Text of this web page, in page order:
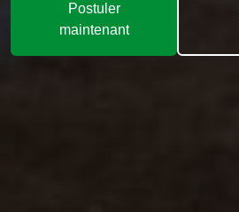
Postuler
maintenant